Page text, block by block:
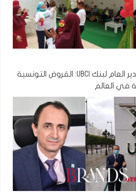
محمد قوبعة المدير العام لبنك UBCI: القروض التونسية
في العالم